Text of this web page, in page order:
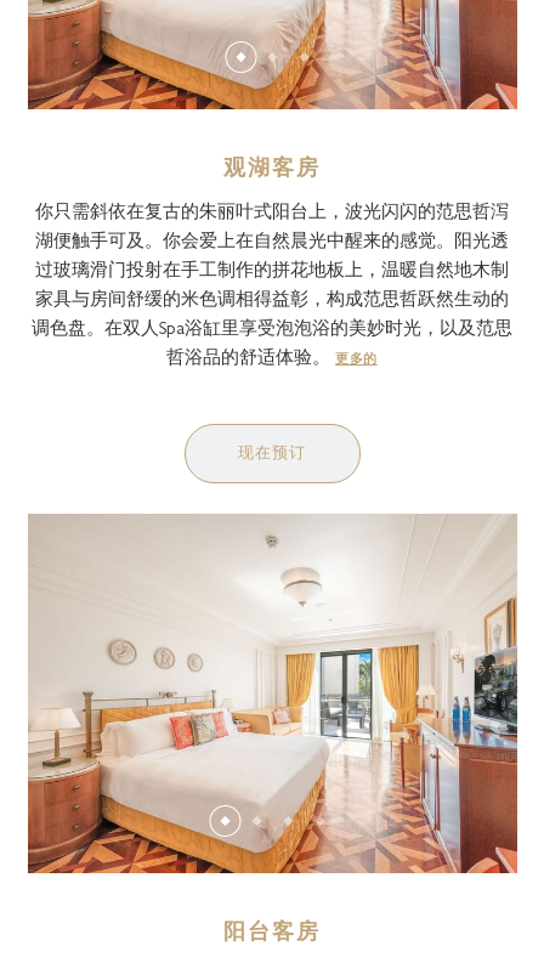
观湖客房
你只需斜依在复古的朱丽叶式阳台上，波光闪闪的范思哲泻
湖便触手可及。你会爱上在自然晨光中醒来的感觉。阳光透
过玻璃滑门投射在手工制作的拼花地板上，温暖自然地木制
家具与房间舒缓的米色调相得益彰，构成范思哲跃然生动的
调色盘。在双人Spa浴缸里享受泡泡浴的美妙时光，以及范思
哲浴品的舒适体验。
更多的
现在预订
阳台客房